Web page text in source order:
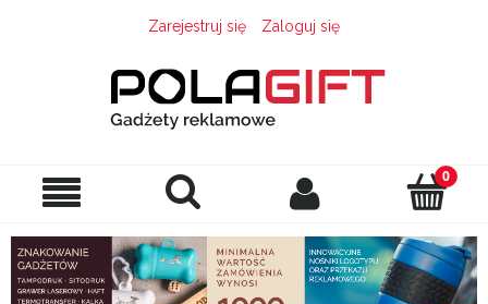
Zarejestruj się Zaloguj się